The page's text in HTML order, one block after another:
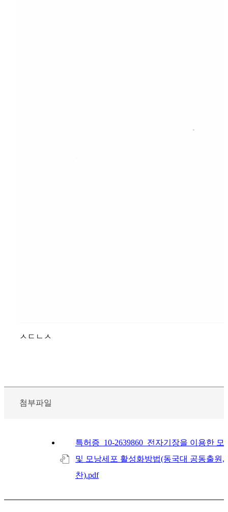
ㅅㄷㄴㅅ
첨부파일
특허증_10-2639860_전자기장을 이용한 모
및 모낭세포 활성화방법(동국대 공동출원,
찬).pdf